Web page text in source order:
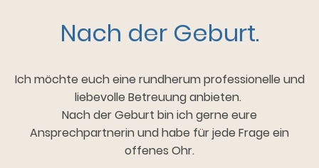
Nach der Geburt.
Ich möchte euch eine rundherum professionelle und
liebevolle Betreuung anbieten.
Nach der Geburt bin ich gerne eure
Ansprechpartnerin und habe für jede Frage ein
offenes Ohr.